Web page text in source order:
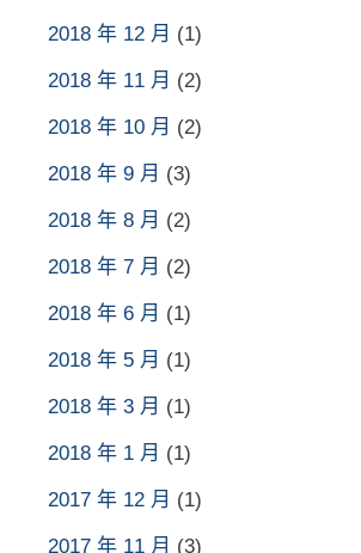
2018 年 12 月 (1)
2018 年 11 月 (2)
2018 年 10 月 (2)
2018 年 9 月 (3)
2018 年 8 月 (2)
2018 年 7 月 (2)
2018 年 6 月 (1)
2018 年 5 月 (1)
2018 年 3 月 (1)
2018 年 1 月 (1)
2017 年 12 月 (1)
2017 年 11 月 (3)